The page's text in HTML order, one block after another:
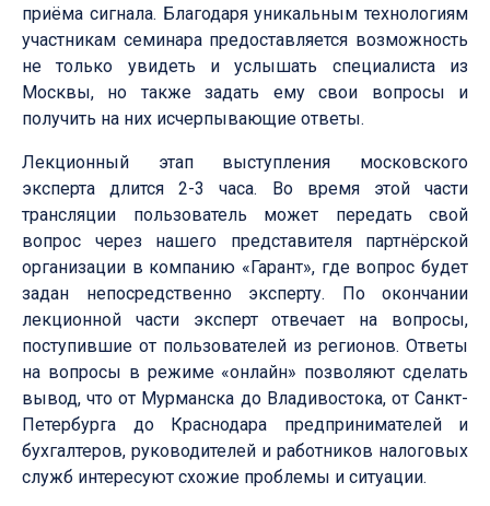
приёма сигнала. Благодаря уникальным технологиям
участникам семинара предоставляется возможность
не только увидеть и услышать специалиста из
Москвы, но также задать ему свои вопросы и
получить на них исчерпывающие ответы.
Лекционный этап выступления московского
эксперта длится 2-3 часа. Во время этой части
трансляции пользователь может передать свой
вопрос через нашего представителя партнёрской
организации в компанию «Гарант», где вопрос будет
задан непосредственно эксперту. По окончании
лекционной части эксперт отвечает на вопросы,
поступившие от пользователей из регионов. Ответы
на вопросы в режиме «онлайн» позволяют сделать
вывод, что от Мурманска до Владивостока, от Санкт-
Петербурга до Краснодара предпринимателей и
бухгалтеров, руководителей и работников налоговых
служб интересуют схожие проблемы и ситуации.